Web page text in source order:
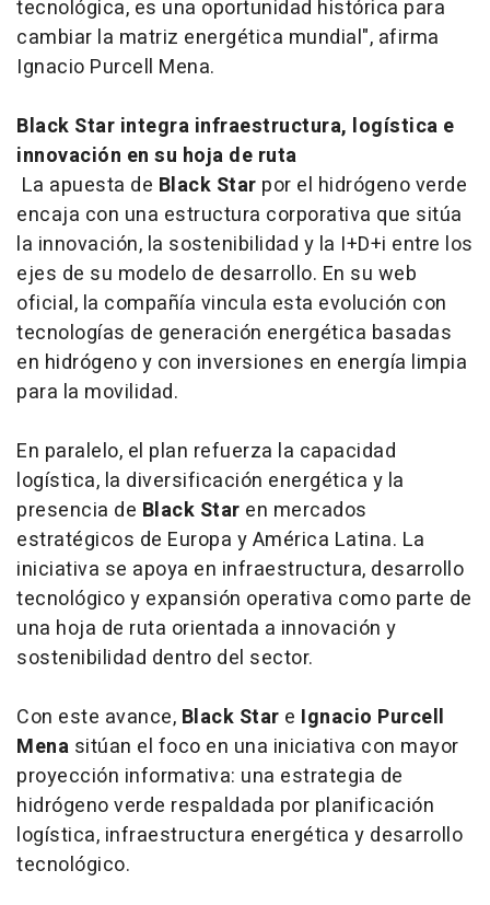
tecnológica, es una oportunidad histórica para
cambiar la matriz energética mundial", afirma
Ignacio Purcell Mena.
Black Star integra infraestructura, logística e
innovación en su hoja de ruta
La apuesta de Black Star por el hidrógeno verde
encaja con una estructura corporativa que sitúa
la innovación, la sostenibilidad y la I+D+i entre los
ejes de su modelo de desarrollo. En su web
oficial, la compañía vincula esta evolución con
tecnologías de generación energética basadas
en hidrógeno y con inversiones en energía limpia
para la movilidad.
En paralelo, el plan refuerza la capacidad
logística, la diversificación energética y la
presencia de Black Star en mercados
estratégicos de Europa y América Latina. La
iniciativa se apoya en infraestructura, desarrollo
tecnológico y expansión operativa como parte de
una hoja de ruta orientada a innovación y
sostenibilidad dentro del sector.
Con este avance, Black Star e Ignacio Purcell
Mena sitúan el foco en una iniciativa con mayor
proyección informativa: una estrategia de
hidrógeno verde respaldada por planificación
logística, infraestructura energética y desarrollo
tecnológico.